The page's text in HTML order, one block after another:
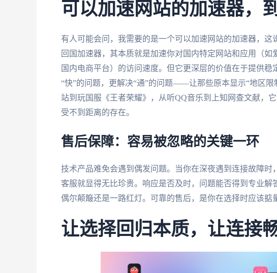
可以加速网站的加速器，
有人可能会问，我需要的是一个可以加速网站的加速器，
回国加速器，其本质就是加速你对国内特定网站和应用（如
国内电商平台）的访问速度。但它更深层的价值在于提供
“快”的问题，更解决“通”的问题——让那些原本显示“地区限
站到玩国服《王者荣耀》，从听QQ音乐到上知网查文献，
受不到距离的存在。
售后保障：容易被忽略的关键一环
技术产品难免会遇到偶发问题。当你在深夜遇到连接故障
客服就显得无比珍贵。响应是否及时，问题能否得到专业解
偶尔颠簸还是一路红灯。可靠的售后，是你在选择时应该掂
让选择回归本质，让连接